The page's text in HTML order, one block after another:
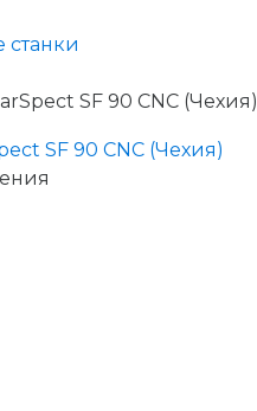
станки
SF 90 CNC (Чехия)